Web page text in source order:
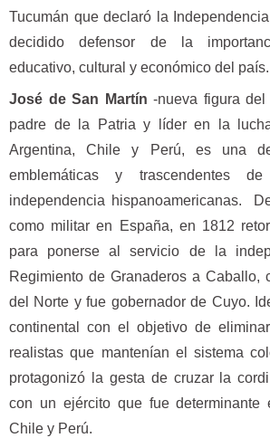
Tucumán que declaró la
decidido defensor de la
educativo, cultural y económico del país.
José de San Martín -nueva figura
padre de la Patria y líder en la
Argentina, Chile y Perú, es una
emblemáticas y trascendentes
independencia hispanoamericanas.
como militar en España, en 1812
para ponerse al servicio de la
Regimiento de Granaderos a Caballo,
del Norte y fue gobernador de Cuyo.
continental con el objetivo de
realistas que mantenían el sistema
protagonizó la gesta de cruzar la
con un ejército que fue
Chile y Perú.